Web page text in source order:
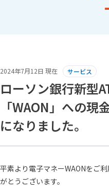
2024年7月12日 現在 サービス
ローソン銀行新型
「WAON」への現
になりました。
平素より電子マネーWAONをご
がとうございます。